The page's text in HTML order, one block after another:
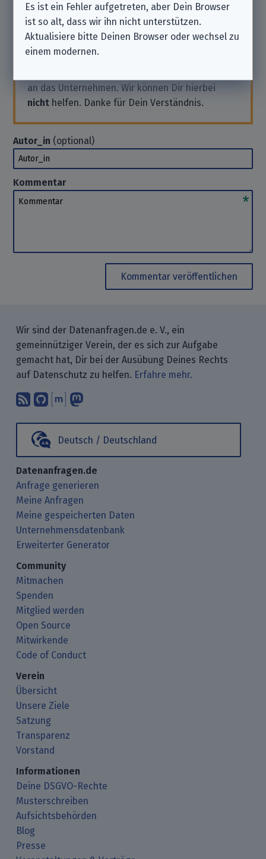
Beachte bitte, dass wir einunabhängiger
Datenschutzvereinsind und nicht zu dem hier
aufgeführten Unternehmen gehören.
Solltest Du also Support benötigen oder eine
an das Unternehmen. Wir können Dir hierbei
nicht helfen. Danke für Dein Verständnis.
Autor_in (optional)
Autor_in
Kommentar
Kommentar
Kommentar veröffentlichen
Wir sind der Datenanfragen.de e. V., ein
gemeinnütziger Verein, der es sich zur Aufgabe
gemacht hat, Dir bei der Ausübung Deines Rechts
auf Datenschutz zu helfen. Erfahre mehr.
Abonniere unsere Blogbeiträge mit
Finde uns bei GitHub.
Unterhalte Dich mit uns über
Deutsch / Deutschland
Datenanfragen.de
Anfrage generieren
Meine Anfragen
Meine gespeicherten Daten
Unternehmensdatenbank
Erweiterter Generator
Community
Mitmachen
Spenden
Mitglied werden
Open Source
Mitwirkende
Code of Conduct
Verein
Übersicht
Unsere Ziele
Satzung
Transparenz
Vorstand
Informationen
Deine DSGVO-Rechte
Musterschreiben
Aufsichtsbehörden
Blog
Presse
Es ist ein Fehler aufgetreten, aber Dein Browser
ist so alt, dass wir ihn nicht unterstützen.
Aktualisiere bitte Deinen Browser oder wechsel zu
einem modernen.